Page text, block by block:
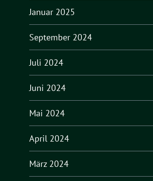
Januar 2025
September 2024
Juli 2024
Juni 2024
Mai 2024
April 2024
März 2024